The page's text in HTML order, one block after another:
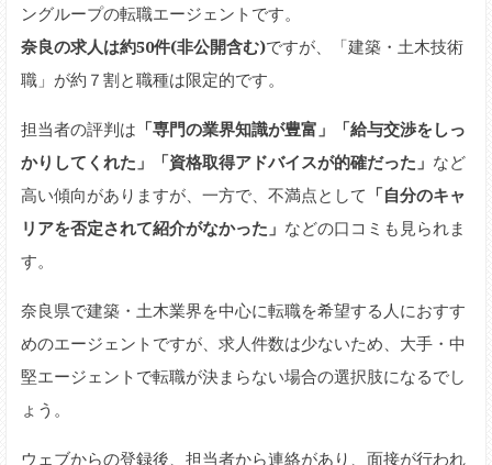
ングループの転職エージェントです。
奈良の求人は約50件(非公開含む)ですが、「建築・土木技術
職」が約７割と職種は限定的です。
担当者の評判は 「専門の業界知識が豊富」「給与交渉をしっ
かりしてくれた」「資格取得アドバイスが的確だった」 など
高い傾向がありますが、一方で、不満点として 「自分のキャ
リアを否定されて紹介がなかった」 などの口コミも見られま
す。
奈良県で建築・土木業界を中心に転職を希望する人におすす
めのエージェントですが、求人件数は少ないため、大手・中
堅エージェントで転職が決まらない場合の選択肢になるでし
ょう。
ウェブからの登録後、担当者から連絡があり、面接が行われ